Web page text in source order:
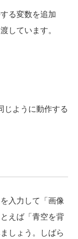
る変数を追加
しています。
ように動作する
入力して「画像
えば「青空を背
しょう。しばら